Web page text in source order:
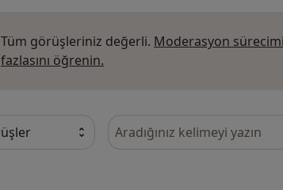
Tüm görüşleriniz değerli. Moderasyon
fazlasını öğrenin.
Görüşler içerisinde ara